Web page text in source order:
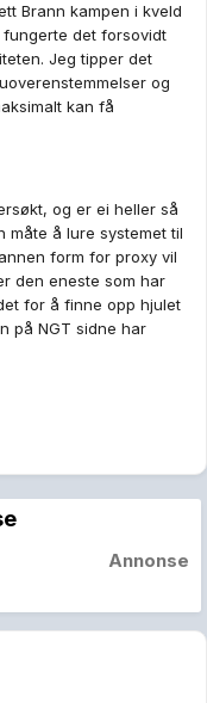
Brann kampen i kveld
fungerte det forsovidt
Jeg tipper det
og
kan få
og er ei heller så
måte å lure systemet til
form for proxy vil
den eneste som har
for å finne opp hjulet
på NGT sidne har
Annonse